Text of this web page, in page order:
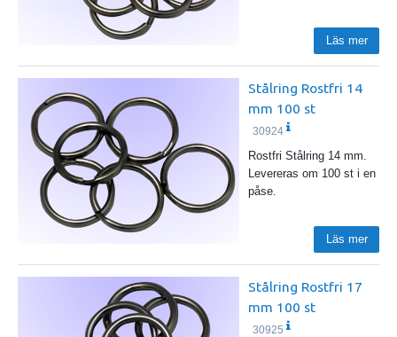
Läs mer
Stålring Rostfri 14
mm 100 st
30924
Rostfri Stålring 14 mm.
Levereras om 100 st i en
påse.
Läs mer
Stålring Rostfri 17
mm 100 st
30925